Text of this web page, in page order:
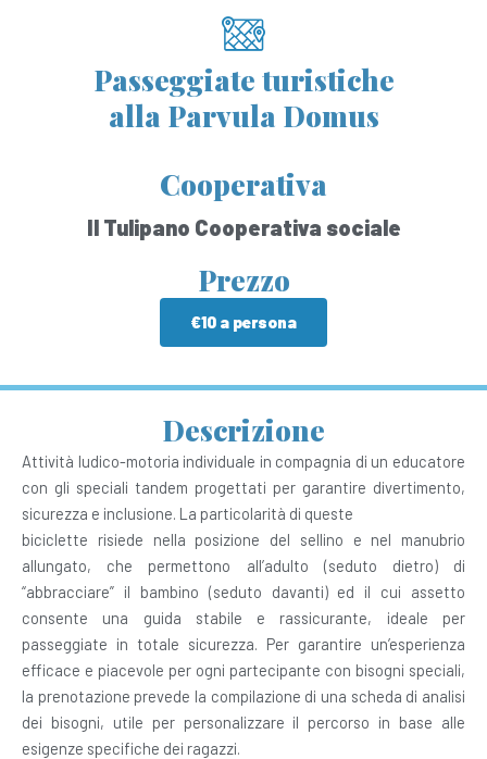
Passeggiate turistiche
alla Parvula Domus
Cooperativa
Il Tulipano Cooperativa sociale
Prezzo
€10 a persona
Descrizione
Attività ludico-motoria individuale in compagnia di un educatore
con gli speciali tandem progettati per garantire divertimento,
sicurezza e inclusione. La particolarità di queste
biciclette risiede nella posizione del sellino e nel manubrio
allungato, che permettono all’adulto (seduto dietro) di
“abbracciare” il bambino (seduto davanti) ed il cui assetto
consente una guida stabile e rassicurante, ideale per
passeggiate in totale sicurezza. Per garantire un’esperienza
efficace e piacevole per ogni partecipante con bisogni speciali,
la prenotazione prevede la compilazione di una scheda di analisi
dei bisogni, utile per personalizzare il percorso in base alle
esigenze specifiche dei ragazzi.